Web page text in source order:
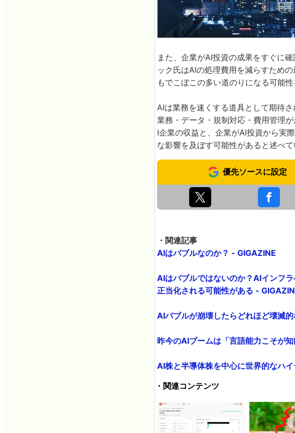
また、企業がAI投資の成果をすぐに
ック氏はAIの処理費用を減らすため
もでこぼこの多い道のりになる可能
AIは業務を速くする道具として期待
業務・データ・規制対応・費用管理
I企業の収益と、企業がAI投資から実
な影響を及ぼす可能性があると述べて
優先ソースに設定
・関連記事
AIはバブルなのか？ - GIGAZINE
AIはバブルではないのか？AIインフ
正当化される可能性がある -
AIバブルが崩壊したらどれほど壊滅
昨今のAIブームは「言語能力こそが
AI株と半導体株を中心に世界的なハ
・関連コンテンツ